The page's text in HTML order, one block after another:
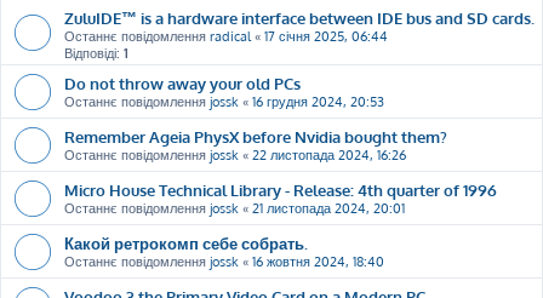
ZuluIDE™ is a hardware interface between IDE bus and SD cards.
Останнє повідомлення radical« 17 січня 2025, 06:44
Відповіді: 1
Do not throw away your old PCs
Останнє повідомлення jossk « 16 грудня 2024, 20:53
Remember Ageia PhysX before Nvidia bought them?
Останнє повідомлення jossk « 22 листопада 2024, 16:26
Micro House Technical Library - Release: 4th quarter of 1996
Останнє повідомлення jossk « 21 листопада 2024, 20:01
Какой ретрокомп себе собрать.
Останнє повідомлення jossk « 16 жовтня 2024, 18:40